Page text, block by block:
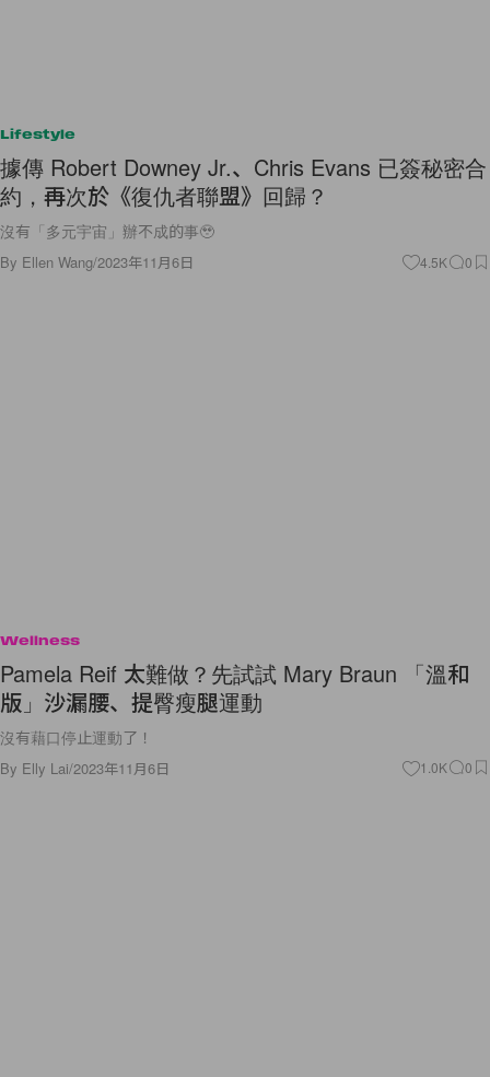
Lifestyle
據傳 Robert Downey Jr.、Chris Evans 已簽秘密合
約，再次於《復仇者聯盟》回歸？
沒有「多元宇宙」辦不成的事🥹
By Ellen Wang/2023年11月6日 4.5K 0
Wellness
Pamela Reif 太難做？先試試 Mary Braun 「溫和
版」沙漏腰、提臀瘦腿運動
沒有藉口停止運動了！
By Elly Lai/2023年11月6日 1.0K 0